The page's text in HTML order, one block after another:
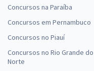
Concursos na Paraíba
Concursos em Pernambuco
Concursos no Piauí
Concursos no Rio Grande do
Norte